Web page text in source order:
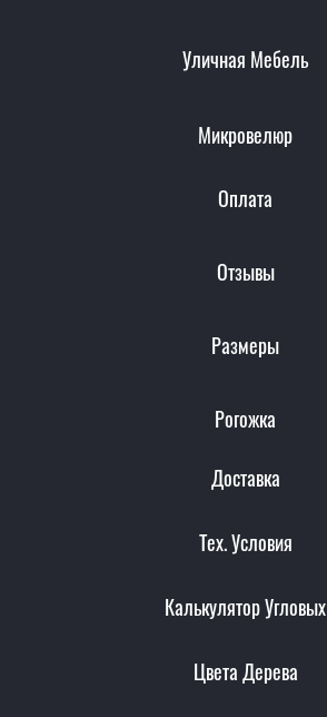
Уличная Мебель
Микровелюр
Оплата
Отзывы
Размеры
Рогожка
Доставка
Тех. Условия
Калькулятор Угловых
Цвета Дерева